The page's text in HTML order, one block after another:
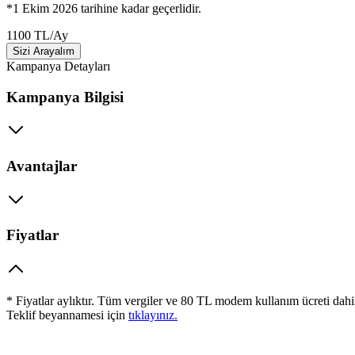
*1 Ekim 2026 tarihine kadar geçerlidir.
1100 TL/Ay
Sizi Arayalım
Kampanya Detayları
Kampanya Bilgisi
Avantajlar
Fiyatlar
* Fiyatlar aylıktır. Tüm vergiler ve 80 TL modem kullanım ücreti
Teklif beyannamesi için tıklayınız.